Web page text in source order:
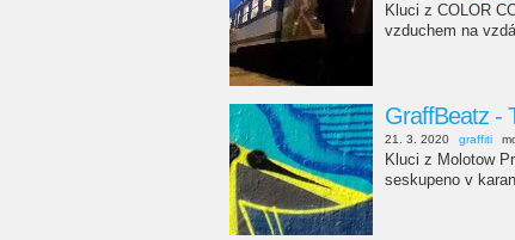
Kluci z COLOR
vzduchem na
GraffBeatz -
21. 3. 2020 graffiti
Kluci z Molotow
seskupeno v